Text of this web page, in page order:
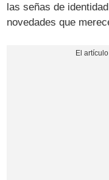
las señas de
novedades que